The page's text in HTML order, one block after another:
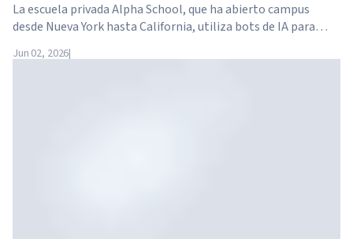
La escuela privada Alpha School, que ha abierto campus
desde Nueva York hasta California, utiliza bots de IA para
día. La escuela no tiene profesores tradicionales, ni tareas
Jun 02, 2026|